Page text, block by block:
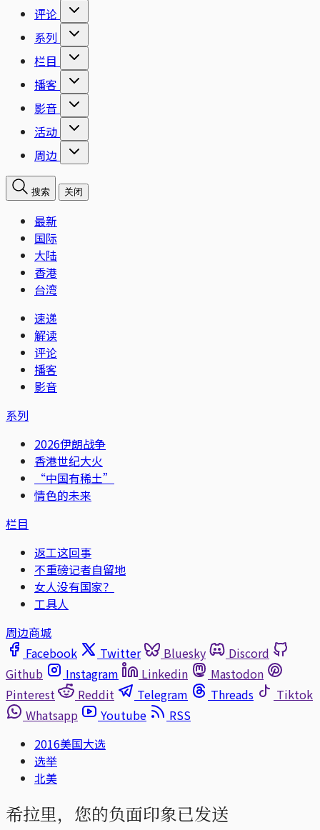
评论
系列
栏目
播客
影音
活动
周边
搜索 关闭
最新
国际
大陆
香港
台湾
速递
解读
评论
播客
影音
系列
2026伊朗战争
香港世纪大火
“中国有稀土”
情色的未来
栏目
返工这回事
不重磅记者自留地
女人没有国家？
工具人
周边商城
Facebook
Twitter Bluesky
Discord
Github
Instagram Linkedin
Mastodon
Pinterest
Reddit Telegram Threads
Tiktok
Whatsapp
Youtube
RSS
2016美国大选
选举
北美
希拉里，您的负面印象已发送